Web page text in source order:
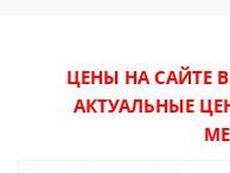
ЦЕНЫ НА САЙТЕ
АКТУАЛЬНЫЕ